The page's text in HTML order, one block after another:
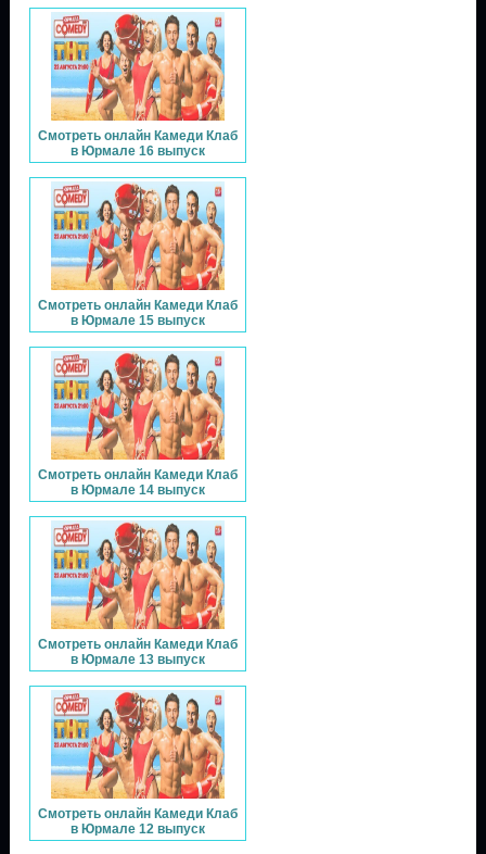
Смотреть онлайн Камеди Клаб
в Юрмале 16 выпуск
Смотреть онлайн Камеди Клаб
в Юрмале 15 выпуск
Смотреть онлайн Камеди Клаб
в Юрмале 14 выпуск
Смотреть онлайн Камеди Клаб
в Юрмале 13 выпуск
Смотреть онлайн Камеди Клаб
в Юрмале 12 выпуск